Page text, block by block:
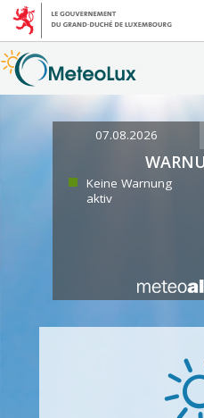
07.08.2026
Keine Warnung
aktiv